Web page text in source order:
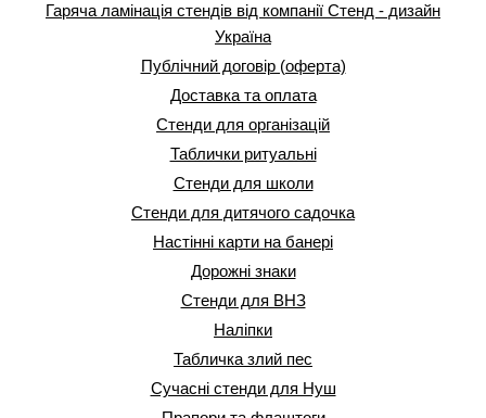
Гаряча ламінація стендів від компанії Стенд - дизайн
Україна
Публічний договір (оферта)
Доставка та оплата
Стенди для організацій
Таблички ритуальні
Стенди для школи
Стенди для дитячого садочка
Настінні карти на банері
Дорожні знаки
Стенди для ВНЗ
Наліпки
Табличка злий пес
Сучасні стенди для Нуш